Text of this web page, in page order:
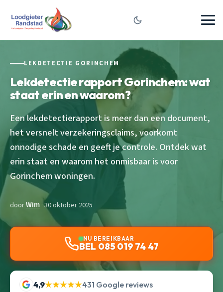
LEKDETECTIE GORINCHEM
Lekdetectie rapport Gorinchem: wat
staat erin en waarom?
Een lekdetectierapport is meer dan een document,
het versnelt verzekeringsclaims, voorkomt
onnodige schade en geeft je controle. Ontdek wat
erin staat en waarom het onmisbaar is voor
Gorinchem woningen.
doorWim· 30 oktober 2025
NU BEREIKBAAR
BEL 085 019 74 47
4,9★★★★★431 Google reviews